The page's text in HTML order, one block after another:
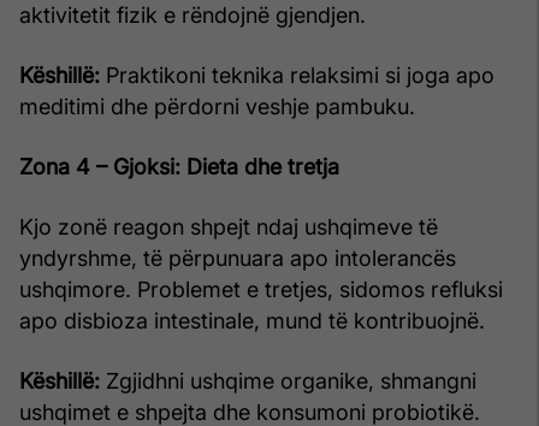
aktivitetit fizik e rëndojnë gjendjen.
Këshillë: Praktikoni teknika relaksimi si joga apo
meditimi dhe përdorni veshje pambuku.
Zona 4 – Gjoksi: Dieta dhe tretja
Kjo zonë reagon shpejt ndaj ushqimeve të
yndyrshme, të përpunuara apo intolerancës
ushqimore. Problemet e tretjes, sidomos refluksi
apo disbioza intestinale, mund të kontribuojnë.
Këshillë: Zgjidhni ushqime organike, shmangni
ushqimet e shpejta dhe konsumoni probiotikë.